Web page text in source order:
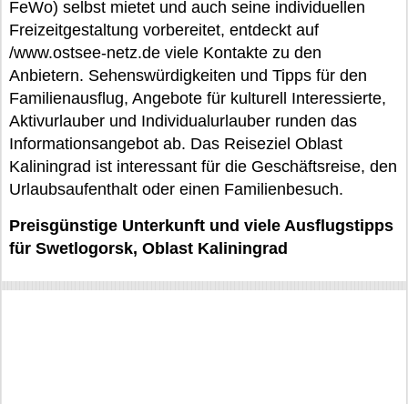
FeWo) selbst mietet und auch seine individuellen
Freizeitgestaltung vorbereitet, entdeckt auf
/www.ostsee-netz.de viele Kontakte zu den
Anbietern. Sehenswürdigkeiten und Tipps für den
Familienausflug, Angebote für kulturell Interessierte,
Aktivurlauber und Individualurlauber runden das
Informationsangebot ab. Das Reiseziel Oblast
Kaliningrad ist interessant für die Geschäftsreise, den
Urlaubsaufenthalt oder einen Familienbesuch.
Preisgünstige Unterkunft und viele Ausflugstipps
für Swetlogorsk, Oblast Kaliningrad